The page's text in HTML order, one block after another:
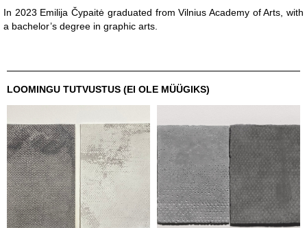
In 2023 Emilija Čypaitė graduated from Vilnius Academy of Arts, with
a bachelor’s degree in graphic arts.
LOOMINGU TUTVUSTUS (EI OLE MÜÜGIKS)